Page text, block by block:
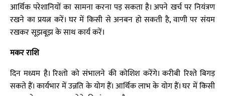
आर्थिक परेशानियों का सामना करना पड़ सकता है। अपने खर्च पर नियंत्रण
रखने का प्रयत्न करें। घर में किसी से अनबन हो सकती है, वाणी पर संयम
रखकर सूझबूझ के साथ कार्य करें।
मकर राशि
दिन मध्यम है। रिश्तो को संभालने की कोशिश करेंगे। करीबी रिश्ते बिगड़
सकते हैं। कार्यभार में उन्नति के योग हैं। आर्थिक लाभ के योग हैं। घर में किसी